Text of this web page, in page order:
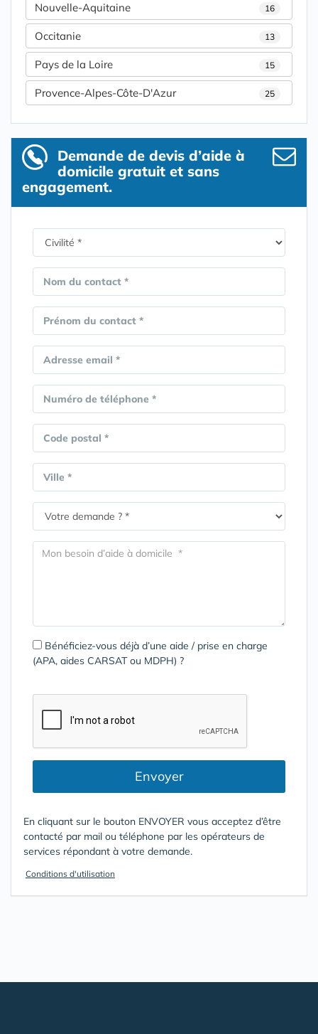
Nouvelle-Aquitaine 16
Occitanie 13
Pays de la Loire 15
Provence-Alpes-Côte-D'Azur 25
Demande de devis d’aide à
domicile gratuit et sans
engagement.
Nom du contact *
Prénom du contact *
Adresse email *
Numéro de téléphone *
Code postal *
Ville *
Bénéficiez-vous déjà d’une aide / prise en charge
(APA, aides CARSAT ou MDPH) ?
Envoyer
En cliquant sur le bouton ENVOYER vous acceptez d’être
contacté par mail ou téléphone par les opérateurs de
services répondant à votre demande.
Conditions d'utilisation